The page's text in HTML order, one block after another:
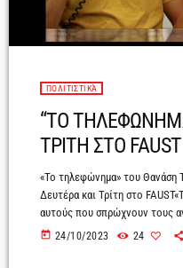
ΠΟΛΙΤΙΣΤΙΚΆ
“ΤΟ
ΤΡΙΤΗ ΣΤΟ FAUST
«Το τηλεφώνημα» του Θανάση
Δευτέρα και Τρίτη στο
αυτούς που σπρώχνουν τους
λίγα Δευτερότριτα, στη
today 24/10/2023 24